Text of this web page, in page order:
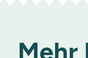
Mehr